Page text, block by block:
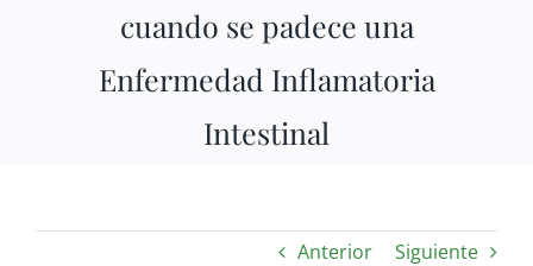
cuando se padece una
Enfermedad Inflamatoria
Intestinal
Anterior Siguiente